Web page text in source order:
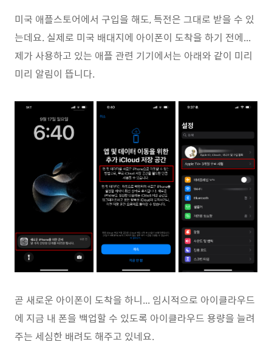
미국 애플스토어에서 구입을 해도, 특전은 그대로 받을 수 있
는데요. 실제로 미국 배대지에 아이폰이 도착을 하기 전에...
제가 사용하고 있는 애플 관련 기기에서는 아래와 같이 미리
미리 알림이 뜹니다.
곧 새로운 아이폰이 도착을 하니... 임시적으로 아이클라우드
에 지금 내 폰을 백업할 수 있도록 아이클라우드 용량을 늘려
주는 세심한 배려도 해주고 있네요.